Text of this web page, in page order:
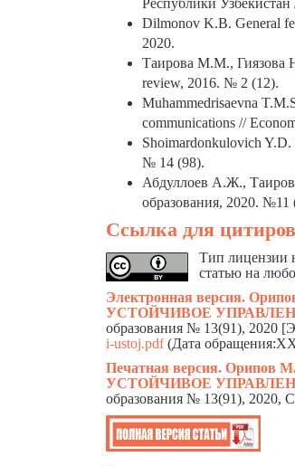
Республики
Dilmonov K.B. General
2020.
Таирова М.М., Гиязова
review, 2016. № 2 (12).
Muhammedrisaevna
communications //
Shoimardonkulovich
№ 14 (98).
Абдуллоев А.Ж.,
образования, 2020. №11
Ссылка для
Тип лицензии
статью на
Электронная версия.
УСТОЙЧИВОЕ
образования № 13(91), 2020
i-ustoj.pdf(Дата
Печатная версия.
УСТОЙЧИВОЕ
образования № 13(91), 2020,